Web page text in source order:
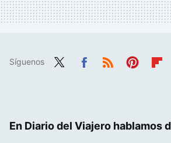
Síguenos
En Diario del Viajero hablamos